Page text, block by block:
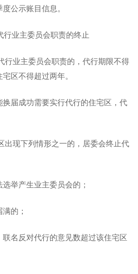
公示账目信息。
行业主委员会职责的终止
业主委员会职责的，代行期限不得
区不得超过两年。
届成功需要实行代行的住宅区，代
现下列情形之一的，居委会终止代
举产生业主委员会的；
的；
名反对代行的意见数超过该住宅区